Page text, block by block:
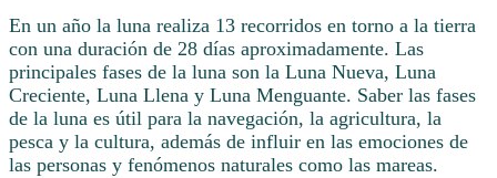
En un año la luna realiza 13 recorridos en torno a la tierra
con una duración de 28 días aproximadamente. Las
principales fases de la luna son la Luna Nueva, Luna
Creciente, Luna Llena y Luna Menguante. Saber las fases
de la luna es útil para la navegación, la agricultura, la
pesca y la cultura, además de influir en las emociones de
las personas y fenómenos naturales como las mareas.